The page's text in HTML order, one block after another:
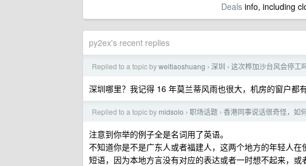
Dealsinfo, including
py2ex's recent replies
Replied to a topic byweitiaoshuang › 深圳 › 这次桦加沙台风会停工
深圳哪里？我记得 16 年莫兰蒂风雨也很大，机房的窗户都
Replied to a topic by midsolo › 职场话题 › 香港同事说话很奇怪，如
注意到你举的例子全是名词用了英语。
不知道你是不是广东人或者福建人，这两个地方的年轻人
短语，因为本地方言没有对应的表达或者一时想不起来，或